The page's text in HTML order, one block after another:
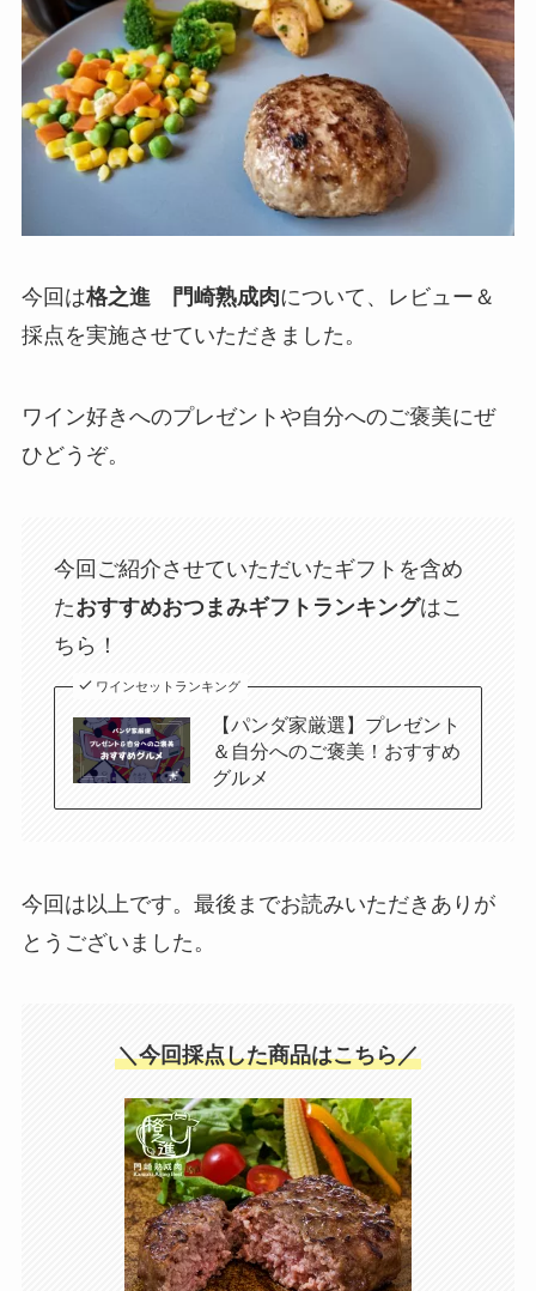
今回は格之進 門崎熟成肉について、レビュー＆
採点を実施させていただきました。
ワイン好きへのプレゼントや自分へのご褒美にぜ
ひどうぞ。
今回ご紹介させていただいたギフトを含め
たおすすめおつまみギフトランキングはこ
ちら！
ワインセットランキング
【パンダ家厳選】プレゼント
＆自分へのご褒美！おすすめ
グルメ
今回は以上です。最後までお読みいただきありが
とうございました。
＼今回採点した商品はこちら／